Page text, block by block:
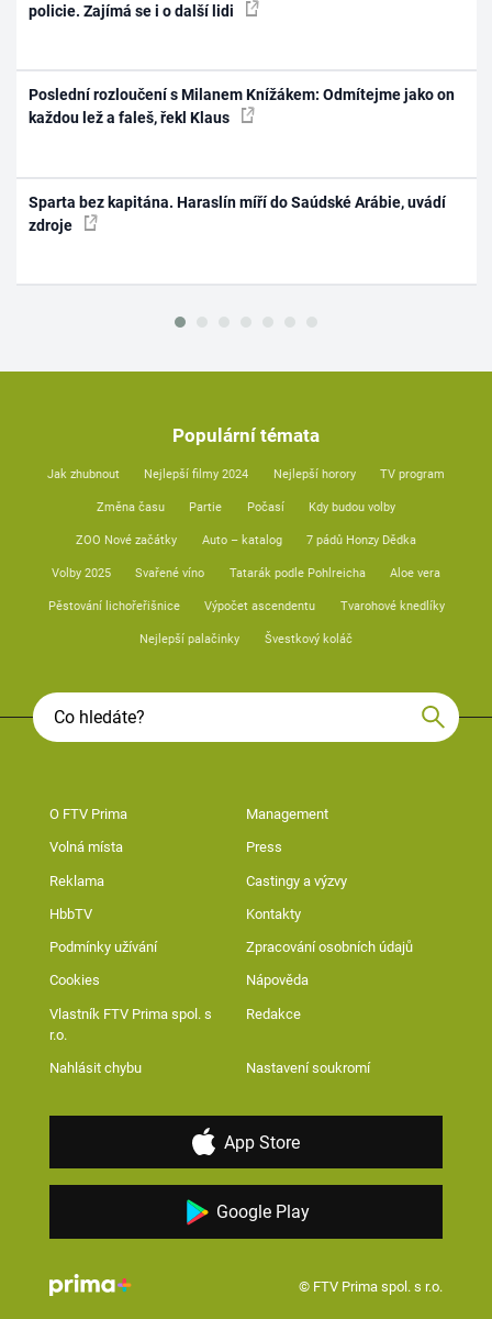
policie. Zajímá se i o další lidi
Poslední rozloučení s Milanem Knížákem: Odmítejme jako on
každou lež a faleš, řekl Klaus
Sparta bez kapitána. Haraslín míří do Saúdské Arábie, uvádí
zdroje
Populární témata
Jak zhubnout Nejlepší filmy 2024 Nejlepší horory TV program
Změna času Partie Počasí Kdy budou volby
ZOO Nové začátky Auto – katalog 7 pádů Honzy Dědka
Volby 2025 Svařené víno Tatarák podle Pohlreicha Aloe vera
Pěstování lichořeřišnice Výpočet ascendentu Tvarohové knedlíky
Nejlepší palačinky Švestkový koláč
O FTV Prima Management
Volná místa Press
Reklama Castingy a výzvy
HbbTV Kontakty
Podmínky užívání Zpracování osobních údajů
Cookies Nápověda
Vlastník FTV Prima spol. s
r.o.
Redakce
Nahlásit chybu Nastavení soukromí
App Store
Google Play
© FTV Prima spol. s r.o.